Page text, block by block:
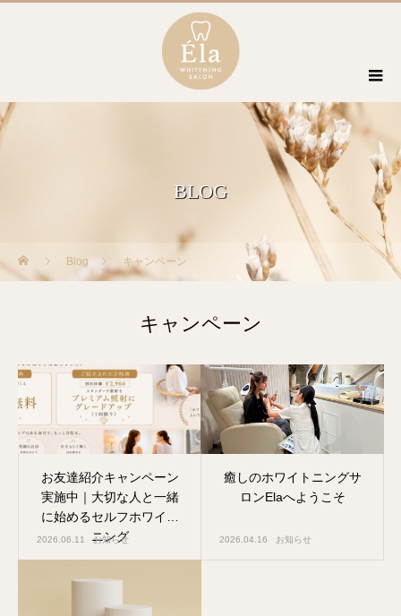
BLOG
Blog キャンペーン
キャンペーン
お友達紹介キャンペーン
実施中｜大切な人と一緒
に始めるセルフホワイト
ニング
2026.06.11 お知らせ
癒しのホワイトニングサ
ロンElaへようこそ
2026.04.16 お知らせ